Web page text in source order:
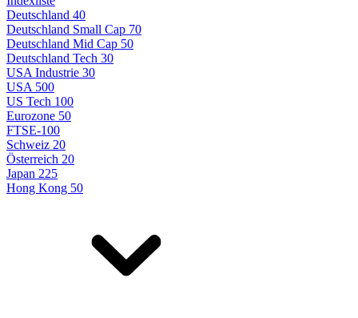
Deutschland 40
Deutschland Small Cap 70
Deutschland Mid Cap 50
Deutschland Tech 30
USA Industrie 30
USA 500
US Tech 100
Eurozone 50
FTSE-100
Schweiz 20
Österreich 20
Japan 225
Hong Kong 50